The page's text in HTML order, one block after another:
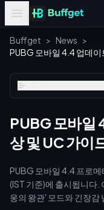
Buffget > News >
PUBG 모바일 4.4 업데이
PUBG 모바일
상 및 UC 가이
PUBG 모바일 4.4 프로
(IST 기준)에 출시됩니다.
웅의 왕관' 모드와 긴장감